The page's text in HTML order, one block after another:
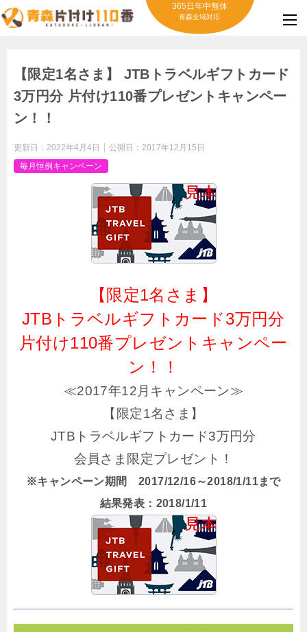
365日年中無休
青森全域対応
【限定1名さま】 JTBトラベルギフトカード
3万円分 片付け110番プレゼントキャンペー
ン！！
更新日： 2022年4月4日 公開日： 2017年12月15日
毎月恒例キャンペーン
【限定1名さま】
JTBトラベルギフトカード3万円分
片付け110番プレゼントキャンペー
ン！！
≪2017年12月キャンペーン≫
【限定1名さま】
JTBトラベルギフトカード3万円分
会員さま限定プレゼント！
※キャンペーン期間 2017/12/16～2018/1/11まで
結果発表：2018/1/11